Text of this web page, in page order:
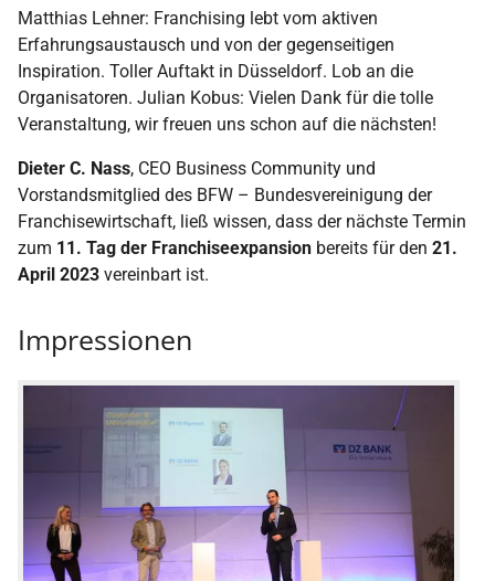
Matthias Lehner: Franchising lebt vom aktiven
Erfahrungsaustausch und von der gegenseitigen
Inspiration. Toller Auftakt in Düsseldorf. Lob an die
Organisatoren. Julian Kobus: Vielen Dank für die tolle
Veranstaltung, wir freuen uns schon auf die nächsten!
Dieter C. Nass, CEO Business Community und
Vorstandsmitglied des BFW – Bundesvereinigung der
Franchisewirtschaft, ließ wissen, dass der nächste Termin
zum 11. Tag der Franchiseexpansion bereits für den 21.
April 2023 vereinbart ist.
Impressionen